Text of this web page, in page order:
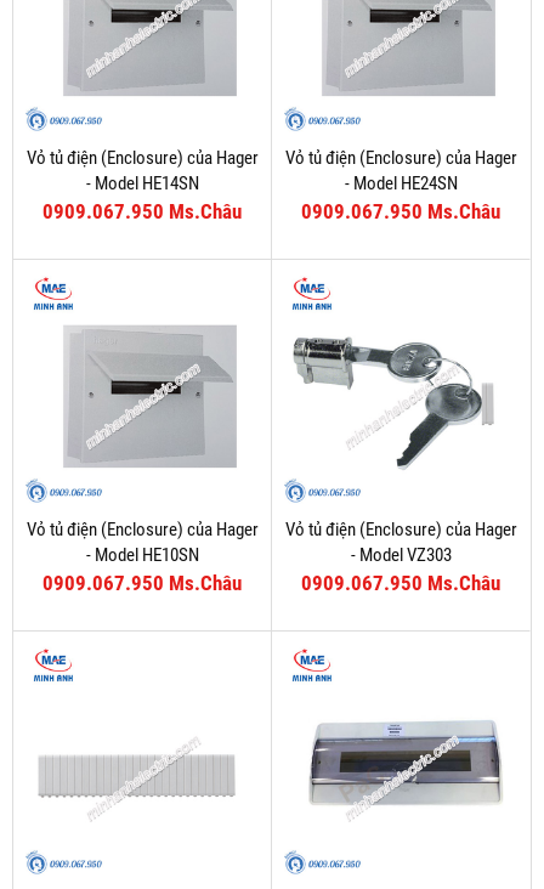
Vỏ tủ điện (Enclosure) của Hager
- Model HE14SN
0909.067.950 Ms.Châu
Vỏ tủ điện (Enclosure) của Hager
- Model HE24SN
0909.067.950 Ms.Châu
Vỏ tủ điện (Enclosure) của Hager
- Model HE10SN
0909.067.950 Ms.Châu
Vỏ tủ điện (Enclosure) của Hager
- Model VZ303
0909.067.950 Ms.Châu